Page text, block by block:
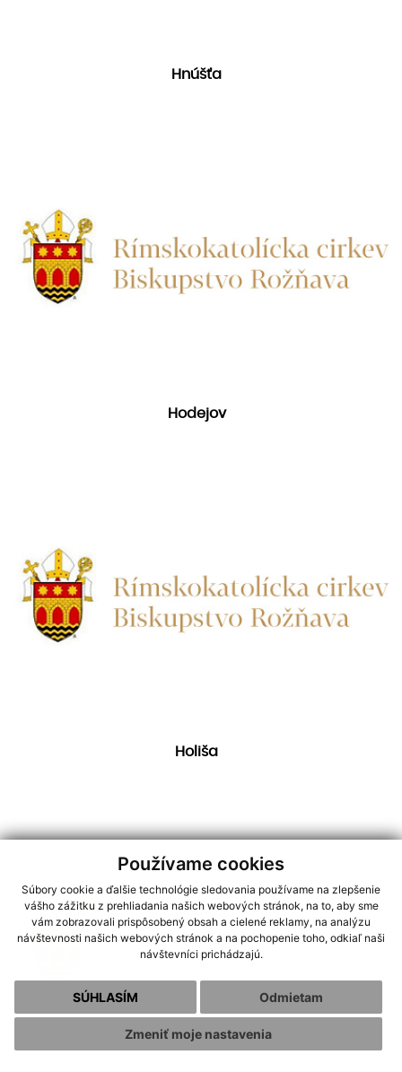
Používame cookies
Súbory cookie a ďalšie technológie sledovania používame na zlepšenie
vášho zážitku z prehliadania našich webových stránok, na to, aby sme
vám zobrazovali prispôsobený obsah a cielené reklamy, na analýzu
návštevnosti našich webových stránok a na pochopenie toho, odkiaľ naši
návštevníci prichádzajú.
SÚHLASÍM Odmietam
Zmeniť moje nastavenia
Hnúšťa
Hodejov
Holiša